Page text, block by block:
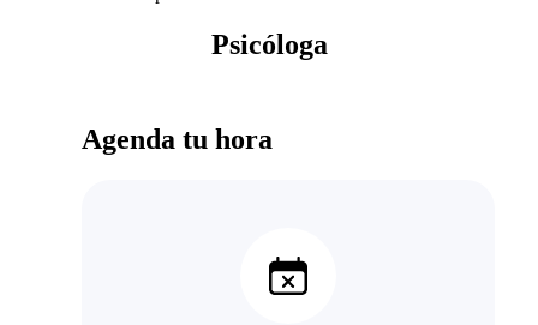
Psicóloga
Agenda tu hora